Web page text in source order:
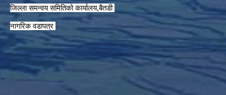
जिल्ला समन्वय समितिको कार्यालय,बैतडी
नागरिक वडापत्र